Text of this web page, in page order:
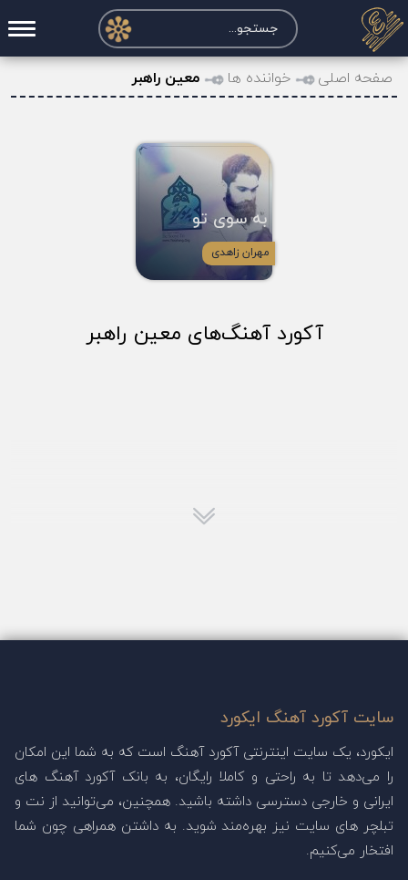
صفحه اصلی
نت و تبلچر
تماس با ما
حساب کاربری
صفحه اصلی خواننده ها معین راهبر
به سوی تو
مهران زاهدی
آکورد آهنگ‌های معین راهبر
سایت آکورد آهنگ ایکورد
ایکورد، یک سایت اینترنتی آکورد آهنگ است که به شما این امکان
را می‌دهد تا به راحتی و کاملا رایگان، به بانک آکورد آهنگ های
ایرانی و خارجی دسترسی داشته باشید. همچنین، می‌توانید از نت و
تبلچر های سایت نیز بهره‌مند شوید. به داشتن همراهی چون شما
افتخار می‌کنیم.